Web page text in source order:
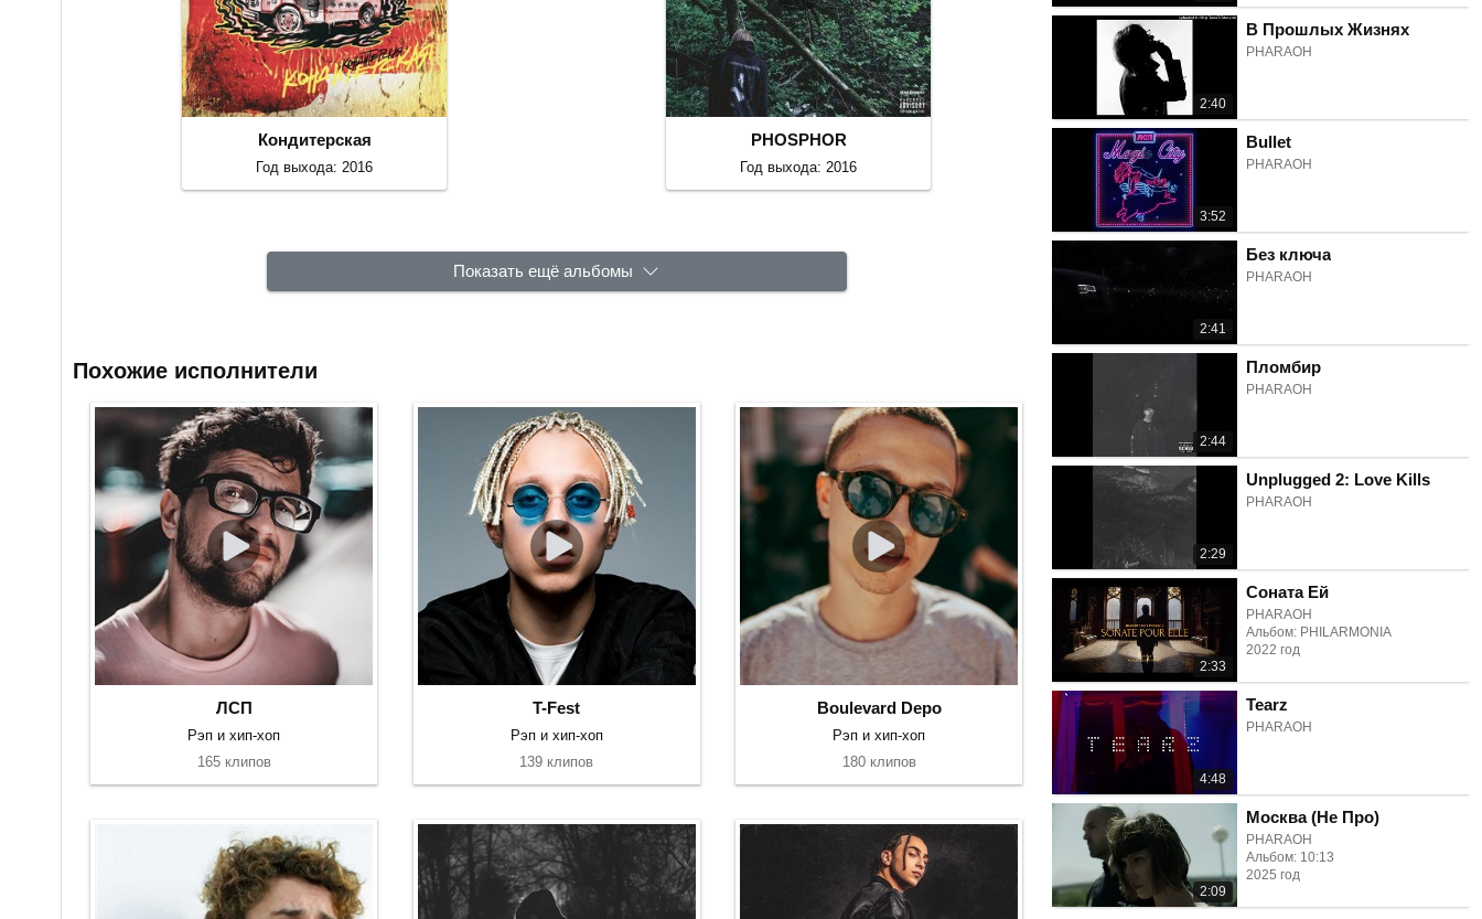
2:40
В Прошлых Жизнях
PHARAOH
3:52
Bullet
PHARAOH
2:41
Без ключа
PHARAOH
2:44
Пломбир
PHARAOH
2:29
Unplugged 2: Love Kills
PHARAOH
2:33
Соната Ей
PHARAOH
Альбом: PHILARMONIA
2022 год
4:48
Tearz
PHARAOH
2:09
Москва (Не Про)
PHARAOH
Альбом: 10:13
2025 год
Кондитерская
Год выхода: 2016
PHOSPHOR
Год выхода: 2016
Показать ещё альбомы
Похожие исполнители
ЛСП
Рэп и хип-хоп
165 клипов
T-Fest
Рэп и хип-хоп
139 клипов
Boulevard Depo
Рэп и хип-хоп
180 клипов